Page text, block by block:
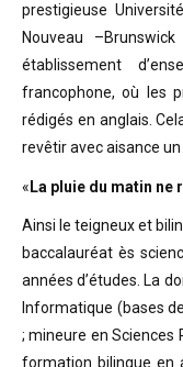
prestigieuse
Nouveau
établissement
francophone, où les
rédigés en anglais.
revêtir avec aisance
«La pluie du matin ne
Ainsi le teigneux et
baccalauréat ès
années d’études. La
Informatique (bases
; mineure en Sciences
formation bilingue en